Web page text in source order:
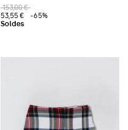
153,00 €
53,55 €
-65%